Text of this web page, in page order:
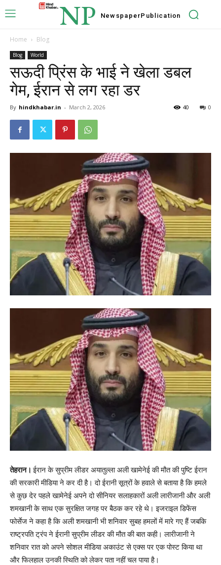
NP NewspaperPublication
Home Blog
Blog World
सऊदी प्रिंस के भाई ने खेला डबल
गेम, ईरान से लग रहा डर
By hindkhabar.in - March 2, 2026 0
40
तेहरान।ईरान के सुप्रीम लीडर अयातुल्ला अली खामेनेई की मौत की पुष्टि ईरान
की सरकारी मीडिया ने कर दी है। दो ईरानी सूत्रों के हवाले से बताया है कि हमले
से कुछ देर पहले खामेनेई अपने दो सीनियर सलाहकारों अली लारीजानी और अली
शमखानी के साथ एक सुरक्षित जगह पर बैठक कर रहे थे। इजराइल डिफेंस
फोर्सेज ने कहा है कि अली शमखानी भी शनिवार सुबह हमलों में मारे गए हैं जबकि
राष्ट्रपति ट्रंप ने ईरानी सुप्रीम लीडर की मौत की बात कही। लारीजानी ने
शनिवार रात को अपने सोशल मीडिया अकाउंट से एक्स पर एक पोस्ट किया था
और फिलहाल उनकी स्थिति को लेकर पता नहीं चल पाया है।